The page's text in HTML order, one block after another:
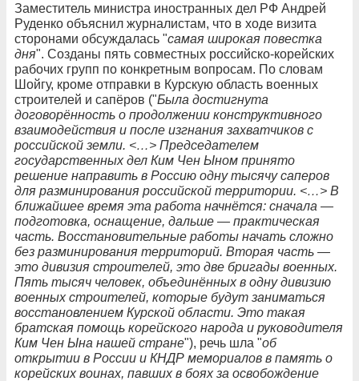
Заместитель министра иностранных дел РФ Андрей
Руденко объяснил журналистам, что в ходе визита
сторонами обсуждалась "самая широкая повестка
дня". Созданы пять совместных российско-корейских
рабочих групп по конкретным вопросам. По словам
Шойгу, кроме отправки в Курскую область военных
строителей и сапёров ("Была достигнута
договорённость о продолжении конструктивного
взаимодействия и после изгнания захватчиков с
российской земли. <…> Председателем
государственных дел Ким Чен Ыном принято
решение направить в Россию одну тысячу саперов
для разминирования российской территории. <…> В
ближайшее время эта работа начнётся: сначала —
подготовка, оснащение, дальше — практическая
часть. Восстановительные работы начать сложно
без разминирования территорий. Вторая часть —
это дивизия строителей, это две бригады военных.
Пять тысяч человек, объединённых в одну дивизию
военных строителей, которые будут заниматься
восстановлением Курской области. Это такая
братская помощь корейского народа и руководителя
Ким Чен Ына нашей стране"), речь шла "об
открытии в России и КНДР мемориалов в память о
корейских воинах, павших в боях за освобождение